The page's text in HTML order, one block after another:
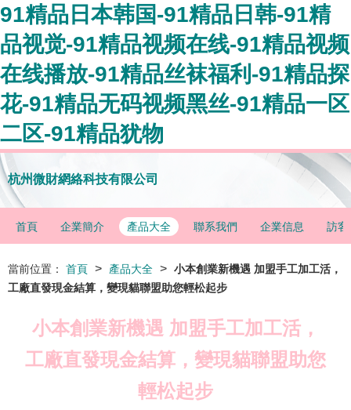
91精品日本韩国-91精品日韩-91精
品视觉-91精品视频在线-91精品视频
在线播放-91精品丝袜福利-91精品探
花-91精品无码视频黑丝-91精品一区
二区-91精品犹物
杭州微財網絡科技有限公司
首頁 企業簡介 產品大全 聯系我們 企業信息 訪客
當前位置： 首頁 > 產品大全 > 小本創業新機遇 加盟手工加工活，
工廠直發現金結算，變現貓聯盟助您輕松起步
小本創業新機遇 加盟手工加工活，
工廠直發現金結算，變現貓聯盟助您
輕松起步